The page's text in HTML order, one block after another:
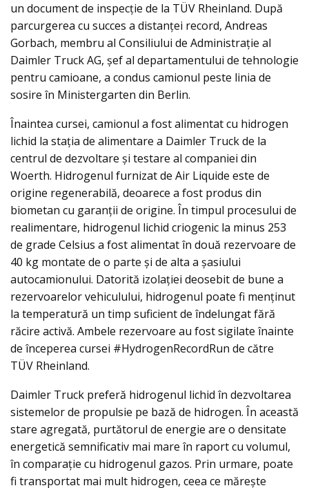
un document de inspecție de la TÜV Rheinland. După
parcurgerea cu succes a distanței record, Andreas
Gorbach, membru al Consiliului de Administrație al
Daimler Truck AG, șef al departamentului de tehnologie
pentru camioane, a condus camionul peste linia de
sosire în Ministergarten din Berlin.
Înaintea cursei, camionul a fost alimentat cu hidrogen
lichid la stația de alimentare a Daimler Truck de la
centrul de dezvoltare și testare al companiei din
Woerth. Hidrogenul furnizat de Air Liquide este de
origine regenerabilă, deoarece a fost produs din
biometan cu garanții de origine. În timpul procesului de
realimentare, hidrogenul lichid criogenic la minus 253
de grade Celsius a fost alimentat în două rezervoare de
40 kg montate de o parte și de alta a șasiului
autocamionului. Datorită izolației deosebit de bune a
rezervoarelor vehiculului, hidrogenul poate fi menținut
la temperatură un timp suficient de îndelungat fără
răcire activă. Ambele rezervoare au fost sigilate înainte
de începerea cursei #HydrogenRecordRun de către
TÜV Rheinland.
Daimler Truck preferă hidrogenul lichid în dezvoltarea
sistemelor de propulsie pe bază de hidrogen. În această
stare agregată, purtătorul de energie are o densitate
energetică semnificativ mai mare în raport cu volumul,
în comparație cu hidrogenul gazos. Prin urmare, poate
fi transportat mai mult hidrogen, ceea ce mărește